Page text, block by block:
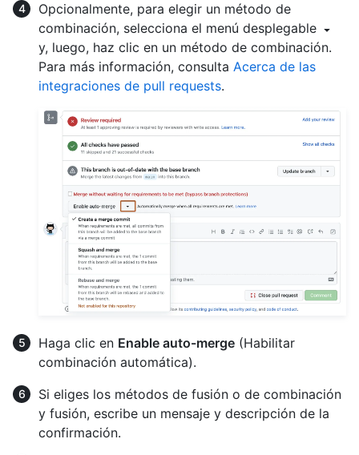
Opcionalmente, para elegir un método de
combinación, selecciona el menú desplegable
y, luego, haz clic en un método de combinación.
Para más información, consulta Acerca de las
integraciones de pull requests.
Haga clic en Enable auto-merge (Habilitar
combinación automática).
Si eliges los métodos de fusión o de combinación
y fusión, escribe un mensaje y descripción de la
confirmación.